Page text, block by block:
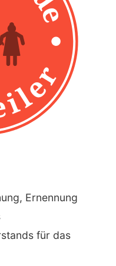
Ernennung
für das